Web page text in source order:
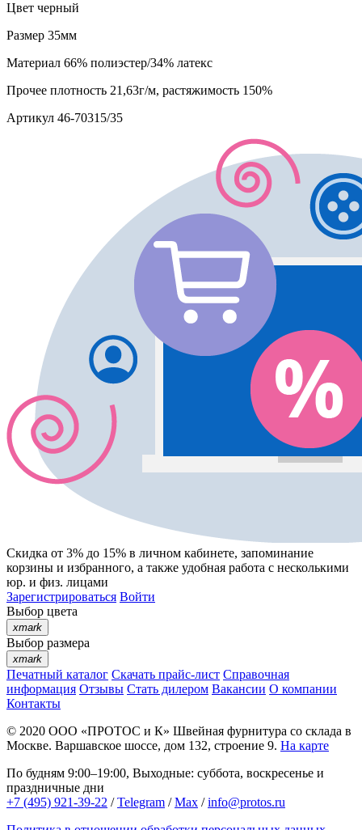
Цвет черный
Размер 35мм
Материал 66% полиэстер/34% латекс
Прочее плотность 21,63г/м, растяжимость 150%
Артикул 46-70315/35
Скидка от 3% до 15% в личном кабинете, запоминание
корзины и избранного, а также удобная работа с несколькими
юр. и физ. лицами
Зарегистрироваться Войти
Выбор цвета
xmark
Выбор размера
xmark
Печатный каталог Скачать прайс-лист Справочная
информация Отзывы Стать дилером Вакансии О компании
Контакты
© 2020 ООО «ПРОТОС и К» Швейная фурнитура со склада в
Москве. Варшавское шоссе, дом 132, строение 9. На карте
По будням 9:00–19:00, Выходные: суббота, воскресенье и
праздничные дни
+7 (495) 921-39-22 /Telegram /Max /info@protos.ru